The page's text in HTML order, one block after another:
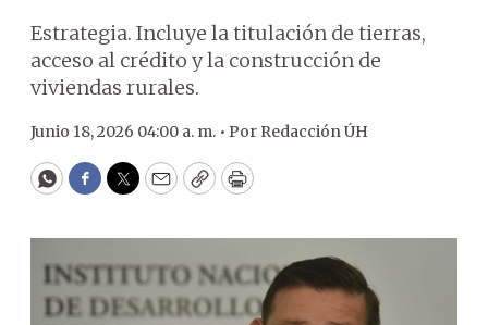
Estrategia. Incluye la titulación de tierras,
acceso al crédito y la construcción de
viviendas rurales.
Junio 18, 2026 04:00 a. m. • Por Redacción ÚH
WhatsApp
Facebook
Twitter
EmailCopyPrint